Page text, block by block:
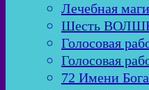
Лечебная
Шесть
Голосовая
Голосовая
72 Имени